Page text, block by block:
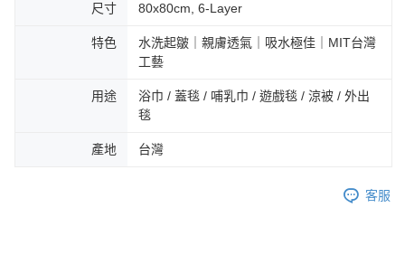
尺寸 80x80cm, 6-Layer
特色
水洗起皺｜親膚透氣｜吸水極佳｜MIT台灣
工藝
用途
浴巾 / 蓋毯 / 哺乳巾 / 遊戲毯 / 涼被 / 外出
毯
產地 台灣
客服